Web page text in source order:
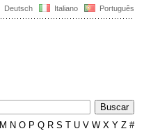
Deutsch Italiano Português
M N O P Q R S T U V W X Y Z #